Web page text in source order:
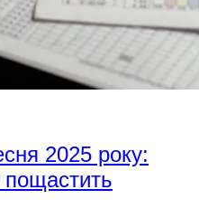
2025 року:
пощастить